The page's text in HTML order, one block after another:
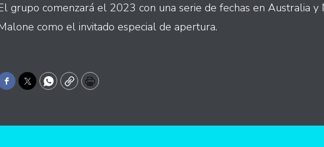
grupo comenzará el 2023 con una serie de fechas en Australia y
como el invitado especial de apertura.
Facebook
TwitterWhatsApp
CopyPrint